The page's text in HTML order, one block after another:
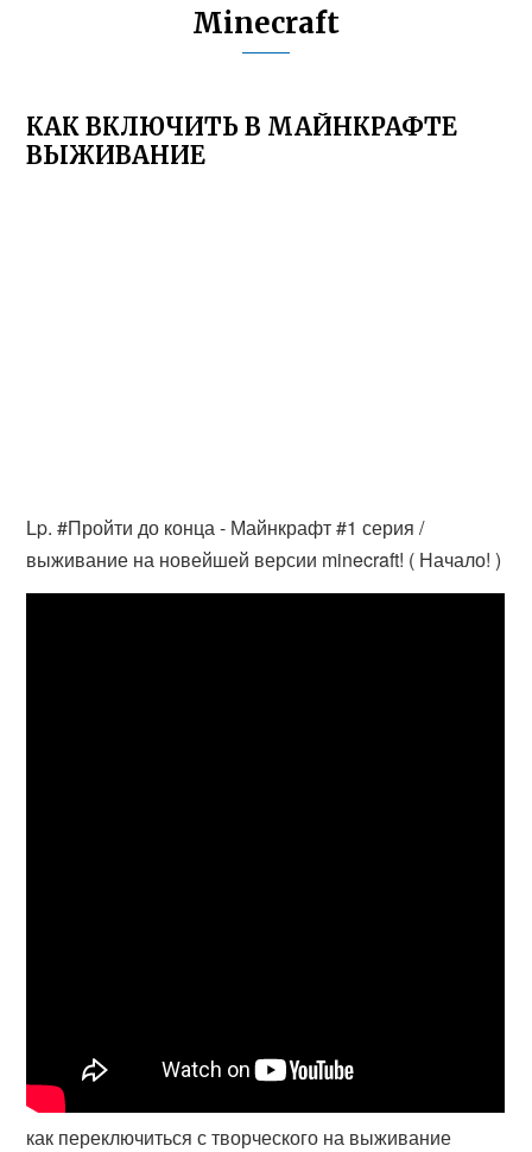
Minecraft
КАК ВКЛЮЧИТЬ В МАЙНКРАФТЕ
ВЫЖИВАНИЕ
Lp. #Пройти до конца - Майнкрафт #1 серия /
выживание на новейшей версии minecraft! ( Начало! )
как переключиться с творческого на выживание